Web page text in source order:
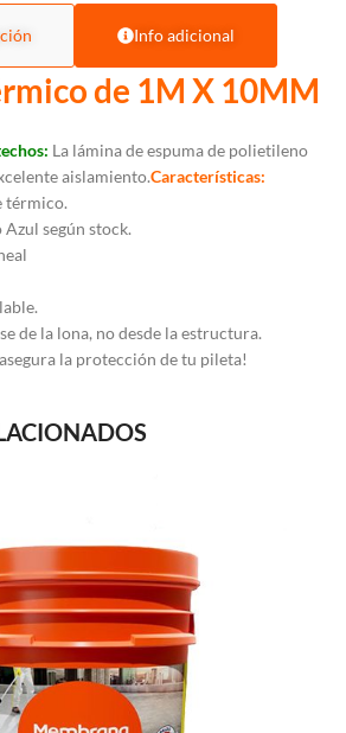
Info adicional
de 1M X 10MM
La lámina de espuma de polietileno
aislamiento.Características:
térmico.
según stock.
de la lona, no desde la estructura.
la protección de tu pileta!